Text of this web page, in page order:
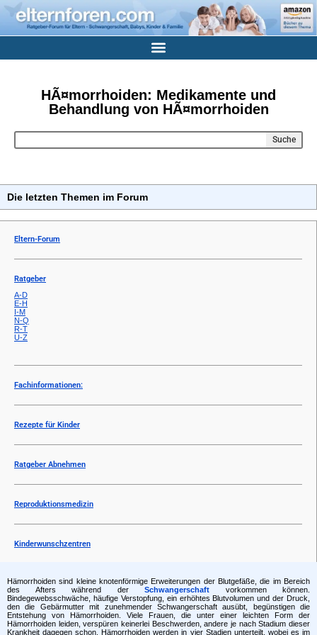
HÃ¤morrhoiden: Medikamente und
Behandlung von HÃ¤morrhoiden
Suche
Die letzten Themen im Forum
Eltern-Forum
Ratgeber
A-D
E-H
I-M
N-Q
R-T
U-Z
Fachinformationen:
Rezepte für Kinder
Ratgeber Abnehmen
Reproduktionsmedizin
Kinderwunschzentren
Hämorrhoiden sind kleine knotenförmige Erweiterungen der Blutgefäße, die im Bereich
des Afters während der Schwangerschaft vorkommen können.
Bindegewebsschwäche, häufige Verstopfung, ein erhöhtes Blutvolumen und der Druck,
den die Gebärmutter mit zunehmender Schwangerschaft ausübt, begünstigen die
Entstehung von Hämorrhoiden. Viele Frauen, die unter einer leichten Form der
Hämorrhoiden leiden, verspüren keinerlei Beschwerden, andere je nach Stadium dieser
Krankheit dagegen schon. Hämorrhoiden werden in vier Stadien unterteilt, wobei es im